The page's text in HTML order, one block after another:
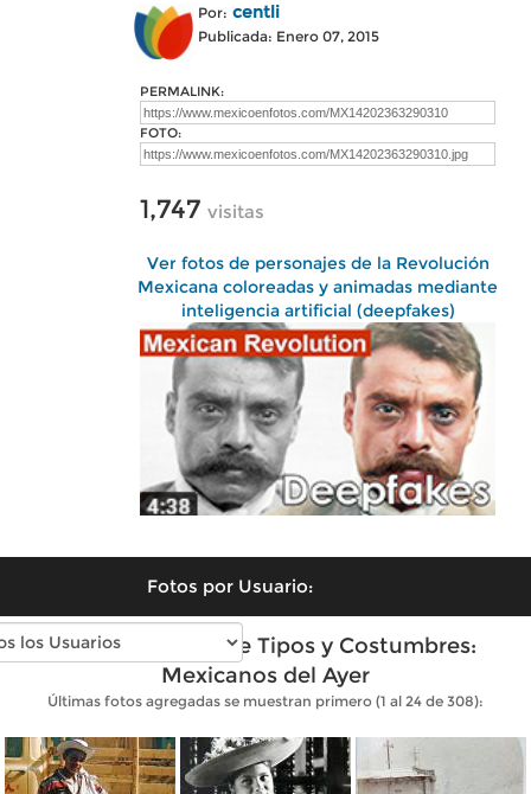
Por: centli
Publicada: Enero 07, 2015
PERMALINK:
FOTO:
1,747 visitas
Ver fotos de personajes de la Revolución
Mexicana coloreadas y animadas mediante
inteligencia artificial (deepfakes)
Fotos por Usuario:
Fotos antiguas de Tipos y Costumbres:
Mexicanos del Ayer
Últimas fotos agregadas se muestran primero (1 al 24 de 308):